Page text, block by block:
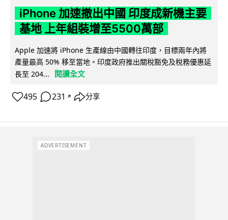
iPhone 加速撤出中國 印度成新機主要
基地 上年組裝增至5500萬部
Apple 加速將 iPhone 生產線由中國轉往印度，目標兩年內將
產量最高 50% 移至當地。印度政府推出關稅豁免及稅務優惠延
長至 204...
閱讀全文
495 231 ↗ 分享
ADVERTISEMENT